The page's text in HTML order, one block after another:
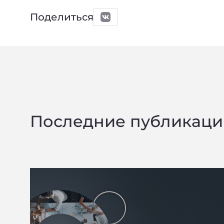
Поделиться
Последние